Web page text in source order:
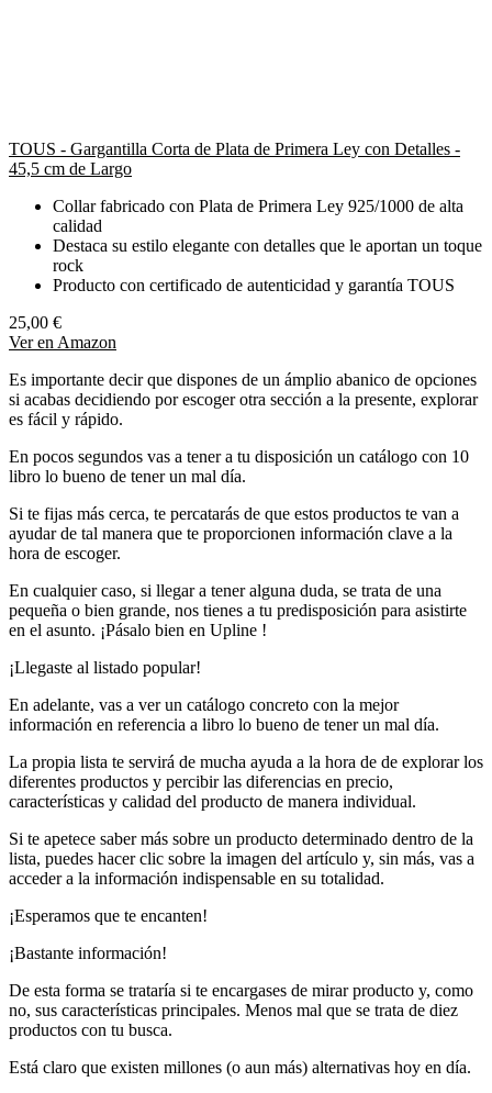
TOUS - Gargantilla Corta de Plata de Primera Ley con Detalles -
45,5 cm de Largo
Collar fabricado con Plata de Primera Ley 925/1000 de alta
calidad
Destaca su estilo elegante con detalles que le aportan un toque
rock
Producto con certificado de autenticidad y garantía TOUS
25,00 €
Ver en Amazon
Es importante decir que dispones de un ámplio abanico de opciones
si acabas decidiendo por escoger otra sección a la presente, explorar
es fácil y rápido.
En pocos segundos vas a tener a tu disposición un catálogo con 10
libro lo bueno de tener un mal día.
Si te fijas más cerca, te percatarás de que estos productos te van a
ayudar de tal manera que te proporcionen información clave a la
hora de escoger.
En cualquier caso, si llegar a tener alguna duda, se trata de una
pequeña o bien grande, nos tienes a tu predisposición para asistirte
en el asunto. ¡Pásalo bien en Upline !
¡Llegaste al listado popular!
En adelante, vas a ver un catálogo concreto con la mejor
información en referencia a libro lo bueno de tener un mal día.
La propia lista te servirá de mucha ayuda a la hora de de explorar los
diferentes productos y percibir las diferencias en precio,
características y calidad del producto de manera individual.
Si te apetece saber más sobre un producto determinado dentro de la
lista, puedes hacer clic sobre la imagen del artículo y, sin más, vas a
acceder a la información indispensable en su totalidad.
¡Esperamos que te encanten!
¡Bastante información!
De esta forma se trataría si te encargases de mirar producto y, como
no, sus características principales. Menos mal que se trata de diez
productos con tu busca.
Está claro que existen millones (o aun más) alternativas hoy en día.